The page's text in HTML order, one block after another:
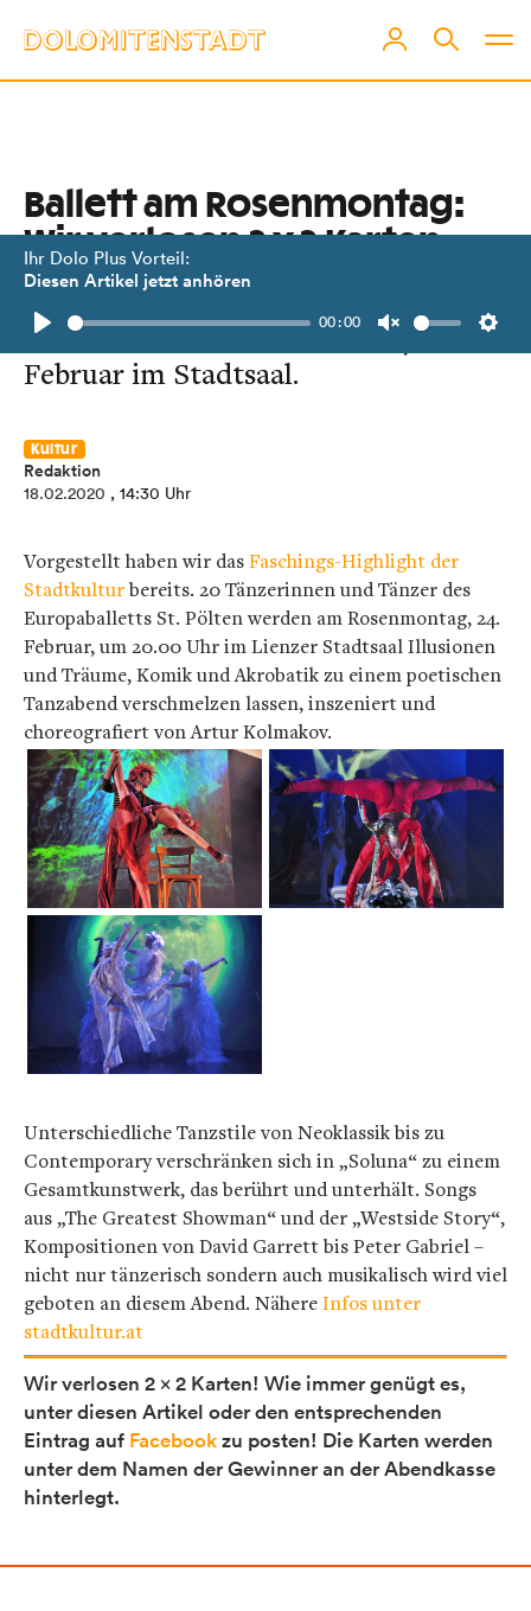
Ihr Dolo Plus Vorteil:
Diesen Artikel jetzt anhören
Play
00:00
Unmute
Ballett am Rosenmontag:
Wir verlosen 2 x 2 Karten
Mit „Soluna“ in eine magische
Traumwelt eintauchen. Am 24.
Februar im Stadtsaal.
Kultur
Redaktion
18.02.2020 , 14:30 Uhr
Vorgestellt haben wir dasFaschings-Highlight der
Stadtkulturbereits. 20 Tänzerinnen und Tänzer des
Europaballetts St. Pölten werden am Rosenmontag, 24.
Februar, um 20.00 Uhr im Lienzer Stadtsaal Illusionen
und Träume, Komik und Akrobatik zu einem poetischen
Tanzabend verschmelzen lassen, inszeniert und
choreografiert von Artur Kolmakov.
Unterschiedliche Tanzstile von Neoklassik bis zu
Contemporary verschränken sich in „Soluna“ zu einem
Gesamtkunstwerk, das berührt und unterhält. Songs
aus „The Greatest Showman“ und der „Westside Story“,
Kompositionen von David Garrett bis Peter Gabriel –
nicht nur tänzerisch sondern auch musikalisch wird viel
geboten an diesem Abend. NähereInfos unter
stadtkultur.at
Wir verlosen 2 x 2 Karten! Wie immer genügt es,
unter diesen Artikel oder den entsprechenden
Eintrag auf Facebookzu posten! Die Karten werden
unter dem Namen der Gewinner an der Abendkasse
hinterlegt.